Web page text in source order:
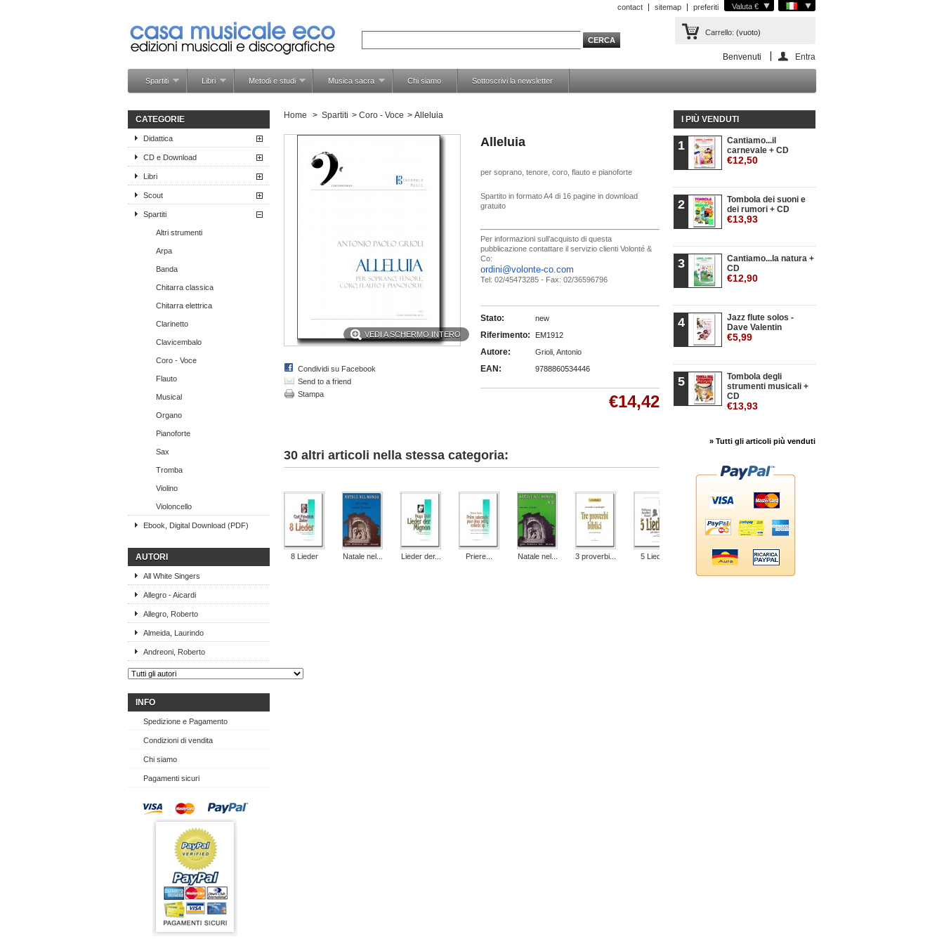
Valuta €
contact sitemap preferiti
Carrello: (vuoto)
Benvenuti Entra
Spartiti Libri Metodi e studi Musica sacra Chi siamo Sottoscrivi la newsletter
CATEGORIE
Didattica
CD e Download
Libri
Scout
Spartiti
Altri strumenti
Arpa
Banda
Chitarra classica
Chitarra elettrica
Clarinetto
Clavicembalo
Coro - Voce
Flauto
Musical
Organo
Pianoforte
Sax
Tromba
Violino
Violoncello
Ebook, Digital Download (PDF)
AUTORI
All White Singers
Allegro - Aicardi
Allegro, Roberto
Almeida, Laurindo
Andreoni, Roberto
INFO
Spedizione e Pagamento
Condizioni di vendita
Chi siamo
Pagamenti sicuri
Home > Spartiti > Coro - Voce > Alleluia
VEDI A SCHERMO INTERO
Condividi su Facebook
Send to a friend
Stampa
Alleluia
per soprano, tenore, coro, flauto e pianoforte
Spartito in formato A4 di 16 pagine in download
gratuito
Per informazioni sull’acquisto di questa
pubblicazione contattare il servizio clienti Volonté &
Co:
ordini@volonte-co.com
Tel: 02/45473285 - Fax: 02/36596796
Stato: new
Riferimento: EM1912
Autore: Grioli, Antonio
EAN: 9788860534446
€14,42
30 altri articoli nella stessa categoria:
8 Lieder Natale nel... Lieder der... Priere... Natale nel... 3 proverbi... 5 Lieder Eppure Tu... 3 antiche...
I PIÙ VENDUTI
1
Cantiamo...il
carnevale + CD
€12,50
2
Tombola dei suoni e
dei rumori + CD
€13,93
3
Cantiamo...la natura +
CD
€12,90
4
Jazz flute solos -
Dave Valentin
€5,99
5
Tombola degli
strumenti musicali +
CD
€13,93
» Tutti gli articoli più venduti